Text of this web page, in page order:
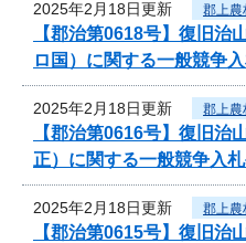
2025年2月18日更新 郡上農
【郡治第0618号】復旧
ロ国）に関する一般競争
2025年2月18日更新 郡上農
【郡治第0616号】復旧
正）に関する一般競争入
2025年2月18日更新 郡上農
【郡治第0615号】復旧